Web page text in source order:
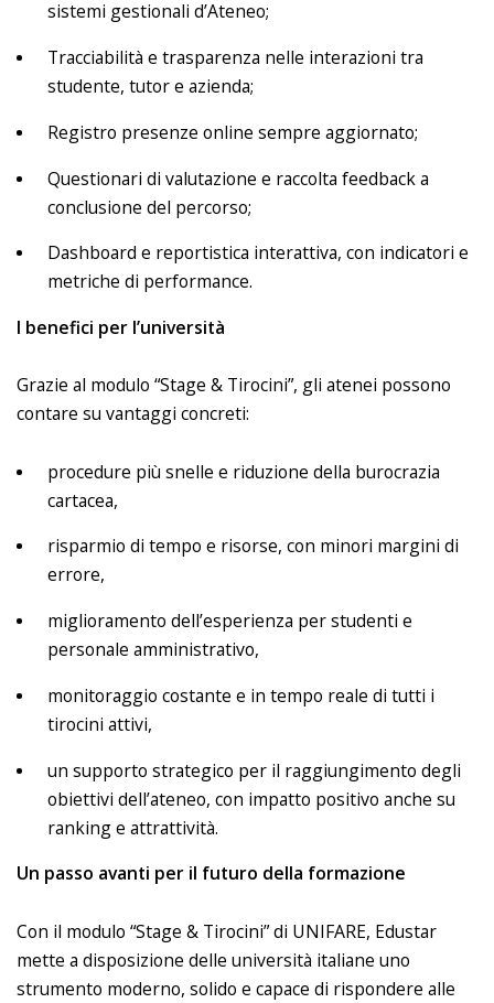
sistemi gestionali d’Ateneo;
Tracciabilità e trasparenza nelle interazioni tra
studente, tutor e azienda;
Registro presenze online sempre aggiornato;
Questionari di valutazione e raccolta feedback a
conclusione del percorso;
Dashboard e reportistica interattiva, con indicatori e
metriche di performance.
I benefici per l’università
Grazie al modulo “Stage & Tirocini”, gli atenei possono
contare su vantaggi concreti:
procedure più snelle e riduzione della burocrazia
cartacea,
risparmio di tempo e risorse, con minori margini di
errore,
miglioramento dell’esperienza per studenti e
personale amministrativo,
monitoraggio costante e in tempo reale di tutti i
tirocini attivi,
un supporto strategico per il raggiungimento degli
obiettivi dell’ateneo, con impatto positivo anche su
ranking e attrattività.
Un passo avanti per il futuro della formazione
Con il modulo “Stage & Tirocini” di UNIFARE, Edustar
mette a disposizione delle università italiane uno
strumento moderno, solido e capace di rispondere alle